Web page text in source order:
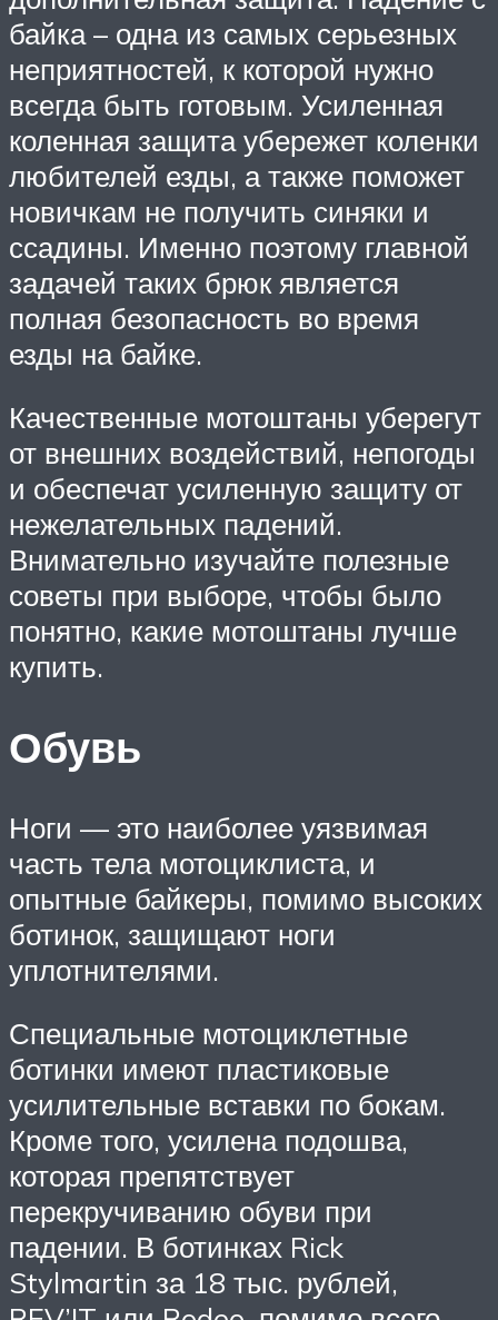
байка – одна из самых серьезных
неприятностей, к которой нужно
всегда быть готовым. Усиленная
коленная защита убережет коленки
любителей езды, а также поможет
новичкам не получить синяки и
ссадины. Именно поэтому главной
задачей таких брюк является
полная безопасность во время
езды на байке.
Качественные мотоштаны уберегут
от внешних воздействий, непогоды
и обеспечат усиленную защиту от
нежелательных падений.
Внимательно изучайте полезные
советы при выборе, чтобы было
понятно, какие мотоштаны лучше
купить.
Обувь
Ноги — это наиболее уязвимая
часть тела мотоциклиста, и
опытные байкеры, помимо высоких
ботинок, защищают ноги
уплотнителями.
Специальные мотоциклетные
ботинки имеют пластиковые
усилительные вставки по бокам.
Кроме того, усилена подошва,
которая препятствует
перекручиванию обуви при
падении. В ботинках Rick
Stylmartin за 18 тыс. рублей,